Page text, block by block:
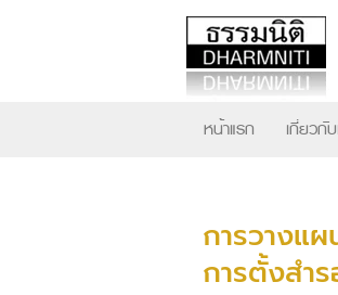
หน้าแรก เกี่ยวกับ
การวางแ
การตั้งสำ